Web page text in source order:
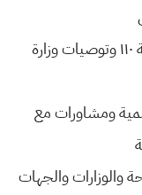
قرارات لجنة الامر الديواني رقم 20 لسنة ١١٠ وتوصيات وزارة
ومشاورات مع
والوزارات والجهات